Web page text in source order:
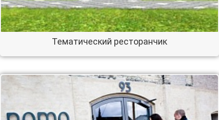
Тематический ресторанчик